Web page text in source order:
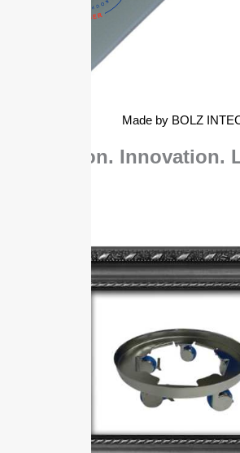
Made by BOLZ
Tradition. Innovation.